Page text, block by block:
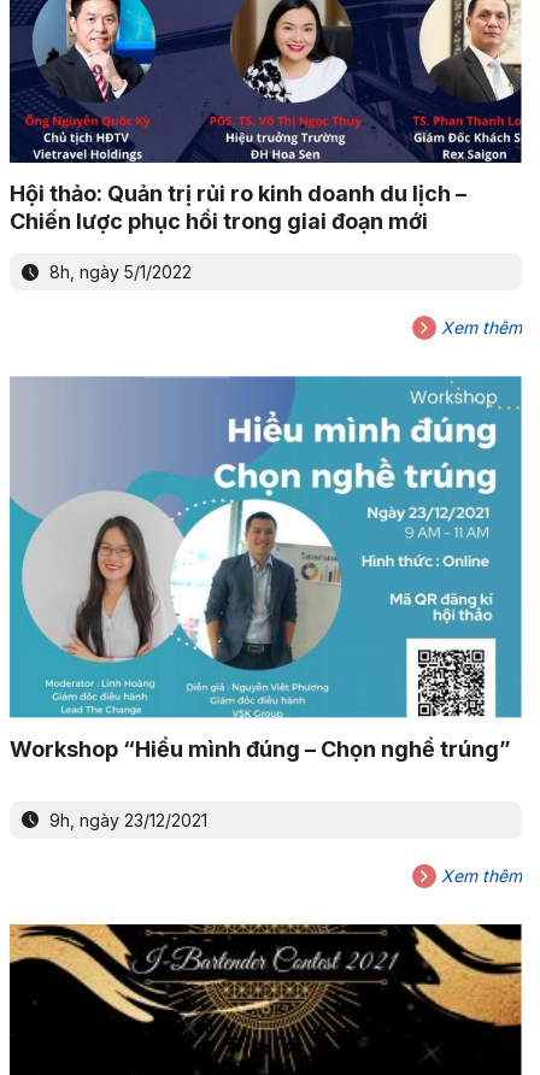
Hội thảo: Quản trị rủi ro kinh doanh du lịch –
Chiến lược phục hồi trong giai đoạn mới
8h, ngày 5/1/2022
Xem thêm
Workshop “Hiểu mình đúng – Chọn nghề trúng”
9h, ngày 23/12/2021
Xem thêm